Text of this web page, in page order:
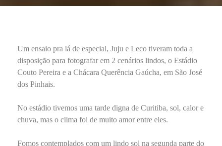
Um ensaio pra lá de especial, Juju e Leco tiveram toda a
disposição para fotografar em 2 cenários lindos, o Estádio
Couto Pereira e a Chácara Querência Gaúcha, em São José
dos Pinhais.
No estádio tivemos uma tarde digna de Curitiba, sol, calor e
chuva, mas o clima foi de muito amor entre eles.
Fomos contemplados com um lindo sol na segunda parte do